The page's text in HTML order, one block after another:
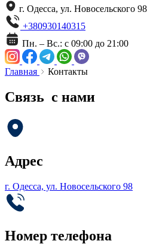
г. Одесса, ул. Новосельского 98
+380930140315
Пн. – Вс.: с 09:00 до 21:00
Главная Контакты
Связь с нами
Адрес
г. Одесса, ул. Новосельского 98
Номер телефона